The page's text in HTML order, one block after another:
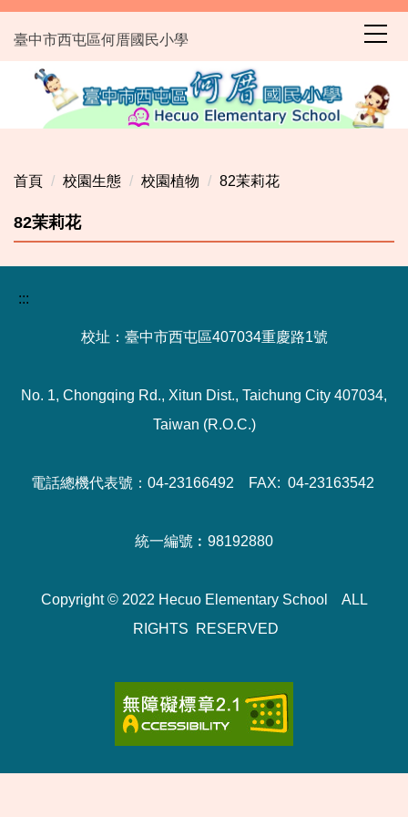
跳
到
主
臺中市西屯區何厝國民小學
首頁 校園生態 校園植物 82茉莉花
82茉莉花
:::
校址：臺中市西屯區407034重慶路1號
No. 1, Chongqing Rd., Xitun Dist., Taichung City 407034,
Taiwan (R.O.C.)
電話總機代表號：04-23166492 FAX: 04-23163542
統一編號︰98192880
Copyright © 2022 Hecuo Elementary School ALL
RIGHTS RESERVED